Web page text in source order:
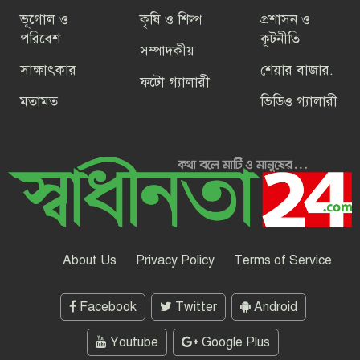
ভূগোল ও
পরিবেশ
সাক্ষাৎকার
মতামত
কৃষি ও শিল্প
সম্পাদকীয়
ফটো গ্যালারী
প্রশাসন ও
কূটনীতি
শেয়ার বাজার.
ভিডিও গ্যালারী
About Us Privacy Policy Terms of Service
Facebook Twitter Android
Youtube Google Plus